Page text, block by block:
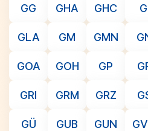
GG GHA GHC
GLA GM GMN
GOA GOH GP
GRI GRM GRZ
GÜ GUB GUN